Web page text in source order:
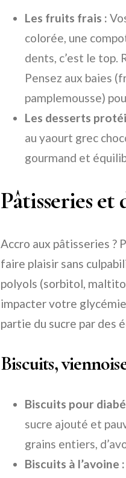
Les fruits frais :
colorée, une
dents, c’est le top.
Pensez aux baies
pamplemousse)
Les desserts
au yaourt grec
gourmand et
Pâtisseries et
Accro aux pâtisseries ?
faire plaisir sans
polyols (sorbitol,
impacter votre
partie du sucre par des
Biscuits,
Biscuits pour
sucre ajouté et
grains entiers,
Biscuits à l’avoine :